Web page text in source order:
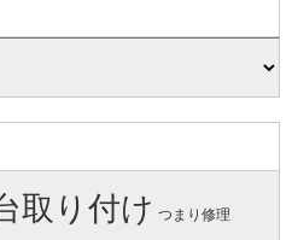
取り付け つまり修理